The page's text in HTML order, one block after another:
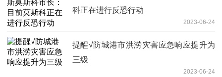
科正在进行反恐行动
2023-06-24
提醒√防城港市洪涝灾害应急响应提升为
三级
2023-06-24